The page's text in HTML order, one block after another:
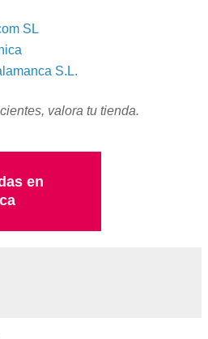
SL
S.L.
valora tu tienda.
en